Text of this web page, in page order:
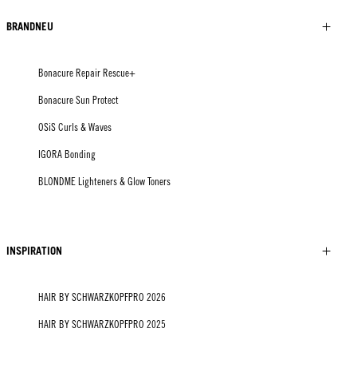
BRANDNEU
Bonacure Repair Rescue+
Bonacure Sun Protect
OSiS Curls & Waves
IGORA Bonding
BLONDME Lighteners & Glow Toners
INSPIRATION
HAIR BY SCHWARZKOPFPRO 2026
HAIR BY SCHWARZKOPFPRO 2025